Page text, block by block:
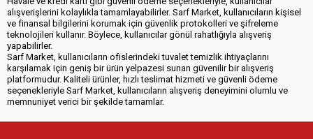
alışverişlerini kolaylıkla tamamlayabilirler. Sarf Market, kullanıcıların kişisel
ve finansal bilgilerini korumak için güvenlik protokolleri ve şifreleme
teknolojileri kullanır. Böylece, kullanıcılar gönül rahatlığıyla alışveriş
yapabilirler.
Sarf Market, kullanıcıların ofislerindeki tuvalet temizlik ihtiyaçlarını
karşılamak için geniş bir ürün yelpazesi sunan güvenilir bir alışveriş
platformudur. Kaliteli ürünler, hızlı teslimat hizmeti ve güvenli ödeme
seçenekleriyle Sarf Market, kullanıcıların alışveriş deneyimini olumlu ve
memnuniyet verici bir şekilde tamamlar.